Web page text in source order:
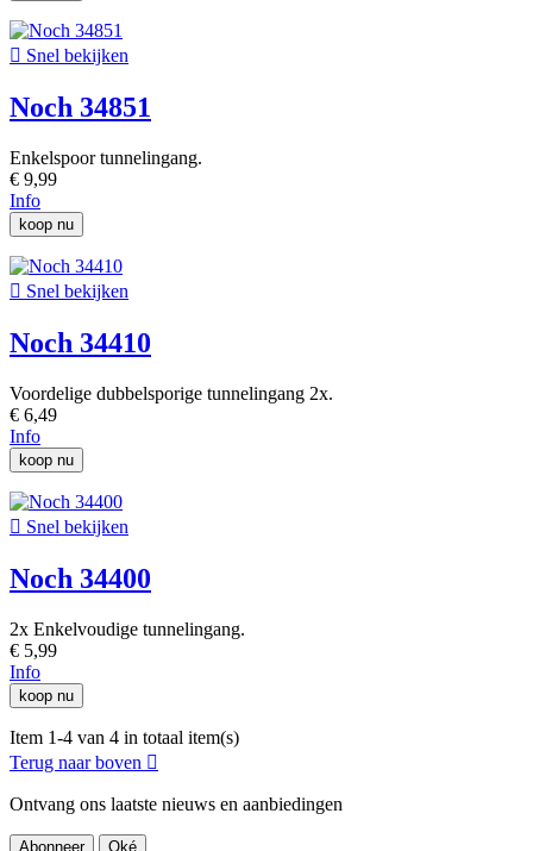
 Snel bekijken
Noch 34851
Enkelspoor tunnelingang.
€ 9,99
Info
koop nu
 Snel bekijken
Noch 34410
Voordelige dubbelsporige tunnelingang 2x.
€ 6,49
Info
koop nu
 Snel bekijken
Noch 34400
2x Enkelvoudige tunnelingang.
€ 5,99
Info
koop nu
Item 1-4 van 4 in totaal item(s)
Terug naar boven 
Ontvang ons laatste nieuws en aanbiedingen